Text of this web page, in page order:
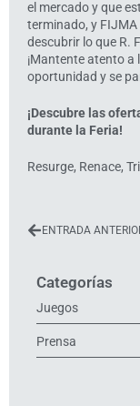
el mercado y que
terminado, y
descubrir lo que R.
¡Mantente atento a
oportunidad y se
¡Descubre las
durante la Feria!
Resurge, Renace,
ENTRADA
Categorías
Juegos
Prensa